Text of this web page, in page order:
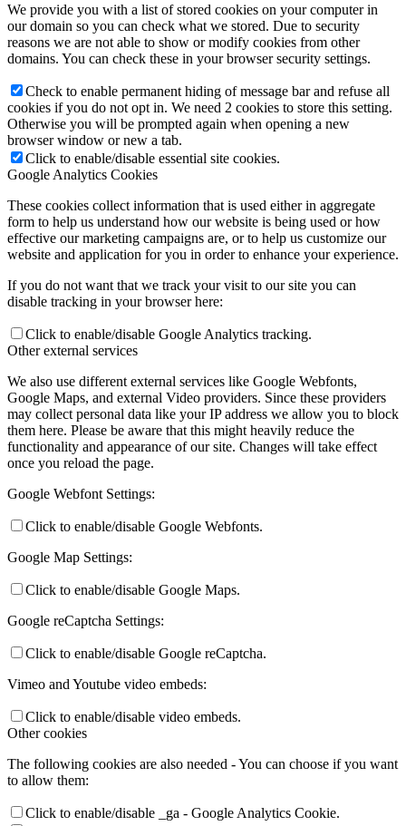
We provide you with a list of stored cookies on your computer in
our domain so you can check what we stored. Due to security
reasons we are not able to show or modify cookies from other
domains. You can check these in your browser security settings.
Check to enable permanent hiding of message bar and refuse all
cookies if you do not opt in. We need 2 cookies to store this setting.
Otherwise you will be prompted again when opening a new
browser window or new a tab.
Click to enable/disable essential site cookies.
Google Analytics Cookies
These cookies collect information that is used either in aggregate
form to help us understand how our website is being used or how
effective our marketing campaigns are, or to help us customize our
website and application for you in order to enhance your experience.
If you do not want that we track your visit to our site you can
disable tracking in your browser here:
Click to enable/disable Google Analytics tracking.
Other external services
We also use different external services like Google Webfonts,
Google Maps, and external Video providers. Since these providers
may collect personal data like your IP address we allow you to block
them here. Please be aware that this might heavily reduce the
functionality and appearance of our site. Changes will take effect
once you reload the page.
Google Webfont Settings:
Click to enable/disable Google Webfonts.
Google Map Settings:
Click to enable/disable Google Maps.
Google reCaptcha Settings:
Click to enable/disable Google reCaptcha.
Vimeo and Youtube video embeds:
Click to enable/disable video embeds.
Other cookies
The following cookies are also needed - You can choose if you want
to allow them:
Click to enable/disable _ga - Google Analytics Cookie.